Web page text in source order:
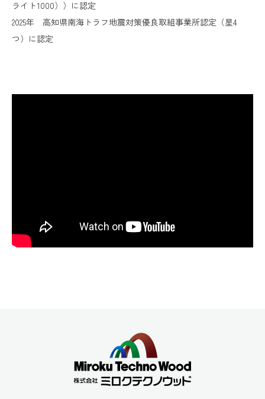
ライト1000））に認定
2025年 高知県南海トラフ地震対策優良取組事業所認定（星4
つ）に認定